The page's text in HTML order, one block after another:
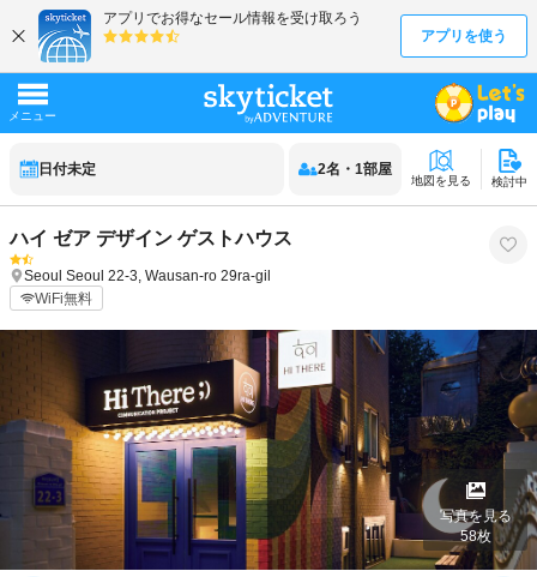
日付未定 2名 ・ 1部屋
地図を見る 検討中
ハイ ゼア デザイン ゲストハウス
Seoul Seoul 22-3, Wausan-ro 29ra-gil
WiFi無料
写真を見る
58枚